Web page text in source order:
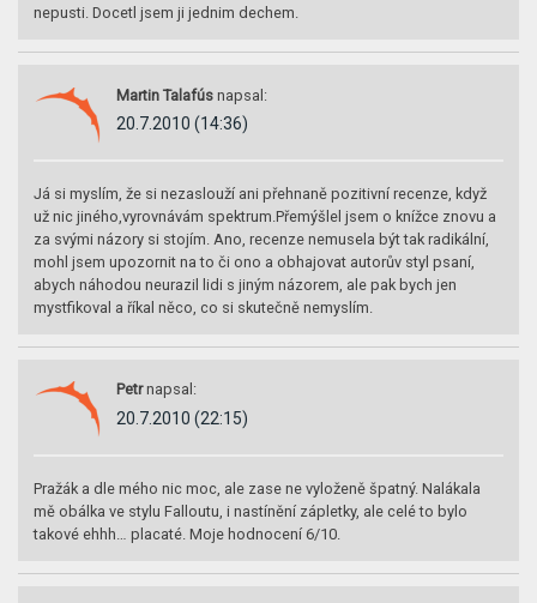
nepusti. Docetl jsem ji jednim dechem.
Martin Talafús napsal:
20.7.2010 (14:36)
Já si myslím, že si nezaslouží ani přehnaně pozitivní recenze, když
už nic jiného,vyrovnávám spektrum.Přemýšlel jsem o knížce znovu a
za svými názory si stojím. Ano, recenze nemusela být tak radikální,
mohl jsem upozornit na to či ono a obhajovat autorův styl psaní,
abych náhodou neurazil lidi s jiným názorem, ale pak bych jen
mystfikoval a říkal něco, co si skutečně nemyslím.
Petr napsal:
20.7.2010 (22:15)
Pražák a dle mého nic moc, ale zase ne vyloženě špatný. Nalákala
mě obálka ve stylu Falloutu, i nastínění zápletky, ale celé to bylo
takové ehhh… placaté. Moje hodnocení 6/10.